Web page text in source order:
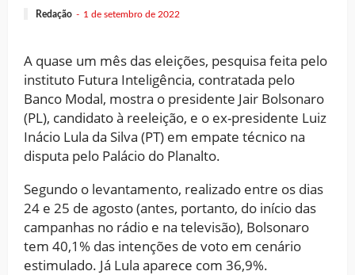
Redação 1 de setembro de 2022
A quase um mês das eleições, pesquisa feita pelo
instituto Futura Inteligência, contratada pelo
Banco Modal, mostra o presidente Jair Bolsonaro
(PL), candidato à reeleição, e o ex-presidente Luiz
Inácio Lula da Silva (PT) em empate técnico na
disputa pelo Palácio do Planalto.
Segundo o levantamento, realizado entre os dias
24 e 25 de agosto (antes, portanto, do início das
campanhas no rádio e na televisão), Bolsonaro
tem 40,1% das intenções de voto em cenário
estimulado. Já Lula aparece com 36,9%.